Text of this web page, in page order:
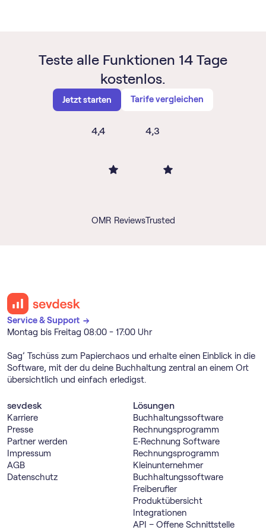
Teste alle Funktionen 14 Tage
kostenlos.
Jetzt starten Tarife vergleichen
4,4
OMR Reviews
4,3
Trusted
Service & Support →
Montag bis Freitag 08:00 - 17:00 Uhr
Sag’ Tschüss zum Papierchaos und erhalte einen Einblick in die
Software, mit der du deine Buchhaltung zentral an einem Ort
übersichtlich und einfach erledigst.
sevdesk
Karriere
Presse
Partner werden
Impressum
AGB
Datenschutz
Lösungen
Buch­haltungs­software
Rechnungs­programm
E‑Rechnung Software
Rechnungs­programm
Kleinunternehmer
Buch­haltungs­software
Freiberufler
Produktübersicht
Integrationen
API – Offene Schnittstelle